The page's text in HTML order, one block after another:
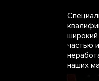
широкий
частью
наших